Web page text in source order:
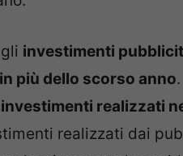
investimenti
più dello scorso anno
realizzati
realizzati dai